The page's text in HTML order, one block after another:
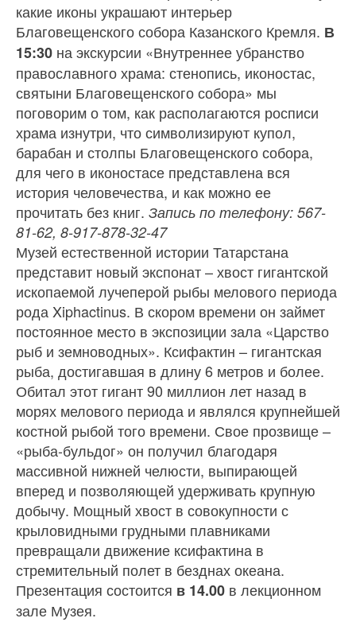
какие иконы украшают интерьер
Благовещенского собора Казанского Кремля. В
15:30 на экскурсии «Внутреннее убранство
православного храма: стенопись, иконостас,
святыни Благовещенского собора» мы
поговорим о том, как располагаются росписи
храма изнутри, что символизируют купол,
барабан и столпы Благовещенского собора,
для чего в иконостасе представлена вся
история человечества, и как можно ее
прочитать без книг. Запись по телефону: 567-
81-62, 8-917-878-32-47
Музей естественной истории Татарстана
представит новый экспонат – хвост гигантской
ископаемой лучеперой рыбы мелового периода
рода Xiphactinus. В скором времени он займет
постоянное место в экспозиции зала «Царство
рыб и земноводных». Ксифактин – гигантская
рыба, достигавшая в длину 6 метров и более.
Обитал этот гигант 90 миллион лет назад в
морях мелового периода и являлся крупнейшей
костной рыбой того времени. Свое прозвище –
«рыба-бульдог» он получил благодаря
массивной нижней челюсти, выпирающей
вперед и позволяющей удерживать крупную
добычу. Мощный хвост в совокупности с
крыловидными грудными плавниками
превращали движение ксифактина в
стремительный полет в безднах океана.
Презентация состоится в 14.00 в лекционном
зале Музея.